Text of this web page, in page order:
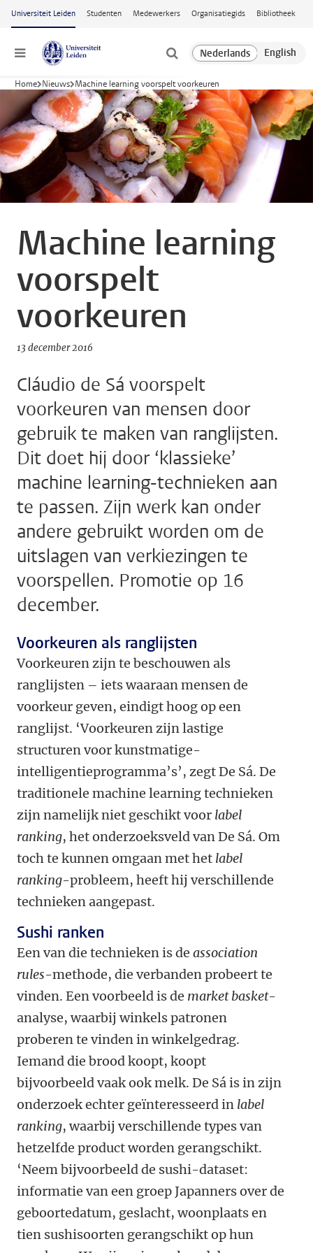
Ga naar hoofdinhoud
Universiteit Leiden Studenten Medewerkers Organisatiegids Bibliotheek
Menu
Home Nieuws Machine learning voorspelt voorkeuren
Machine learning
voorspelt
voorkeuren
13 december 2016
Cláudio de Sá voorspelt
voorkeuren van mensen door
gebruik te maken van ranglijsten.
Dit doet hij door ‘klassieke’
machine learning-technieken aan
te passen. Zijn werk kan onder
andere gebruikt worden om de
uitslagen van verkiezingen te
voorspellen. Promotie op 16
december.
Voorkeuren als ranglijsten
Voorkeuren zijn te beschouwen als
ranglijsten – iets waaraan mensen de
voorkeur geven, eindigt hoog op een
ranglijst. ‘Voorkeuren zijn lastige
structuren voor kunstmatige-
intelligentieprogramma’s’, zegt De Sá. De
traditionele machine learning technieken
zijn namelijk niet geschikt voor label
ranking, het onderzoeksveld van De Sá. Om
toch te kunnen omgaan met het label
ranking-probleem, heeft hij verschillende
technieken aangepast.
Sushi ranken
Een van die technieken is de association
rules-methode, die verbanden probeert te
vinden. Een voorbeeld is de market basket-
analyse, waarbij winkels patronen
proberen te vinden in winkelgedrag.
Iemand die brood koopt, koopt
bijvoorbeeld vaak ook melk. De Sá is in zijn
onderzoek echter geïnteresseerd in label
ranking, waarbij verschillende types van
hetzelfde product worden gerangschikt.
‘Neem bijvoorbeeld de sushi-dataset:
informatie van een groep Japanners over de
geboortedatum, geslacht, woonplaats en
tien sushisoorten gerangschikt op hun